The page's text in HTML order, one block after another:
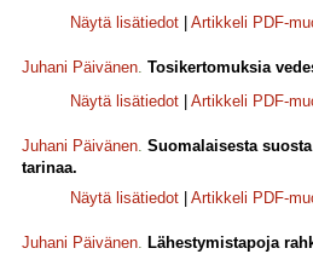
Näytä lisätiedot
Artikkeli PDF-
Juhani Päivänen. Tosikertomuksia
Näytä lisätiedot
Artikkeli PDF-
Juhani Päivänen. Suomalaisesta
tarinaa.
Näytä lisätiedot
Artikkeli PDF-
Juhani Päivänen. Lähestymistapoja